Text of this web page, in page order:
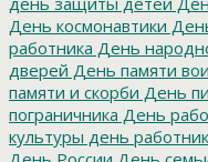
День космонавтики
работника День
дверей День памяти
памяти и скорби День
пограничника День
культуры день